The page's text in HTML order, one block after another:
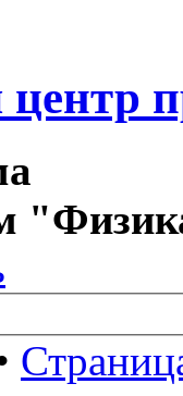
центр